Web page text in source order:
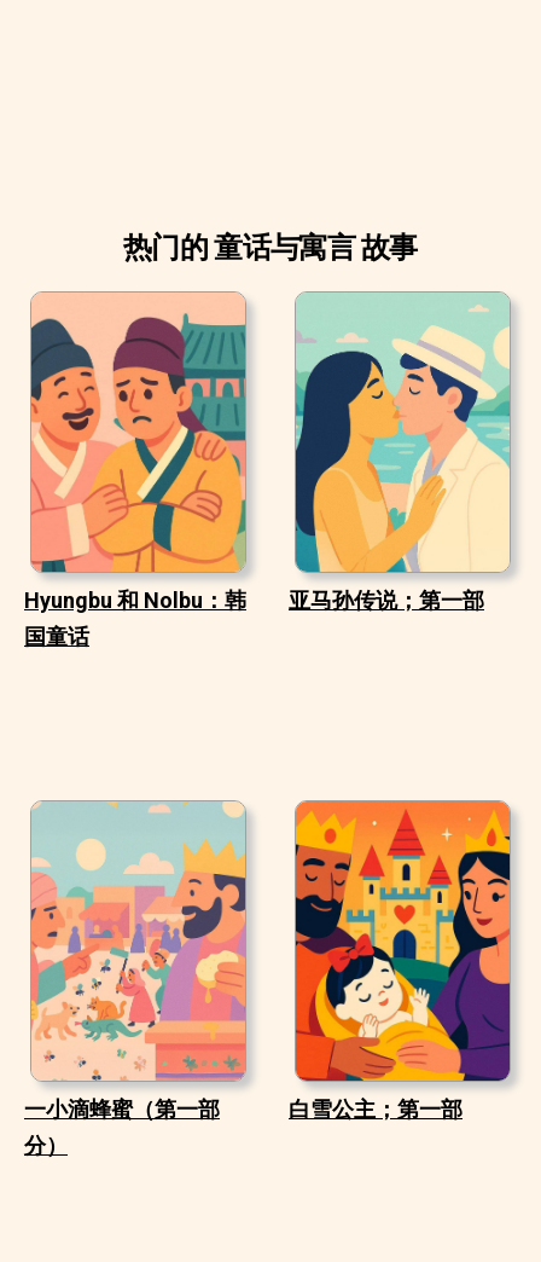
热门的 童话与寓言 故事
Hyungbu 和 Nolbu：韩
国童话
亚马孙传说；第一部
一小滴蜂蜜（第一部
分）
白雪公主；第一部